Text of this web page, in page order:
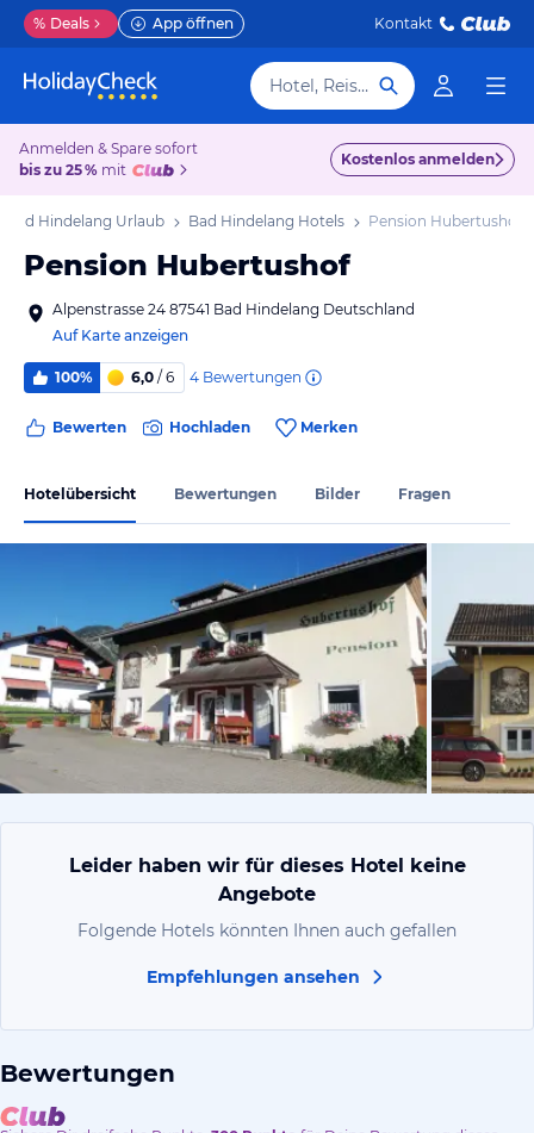
% Deals App öffnen Kontakt
Hotel, Reiseziel
Anmelden & Spare sofort
bis zu 25 % mit
Kostenlos anmelden
Bad Hindelang Urlaub Bad Hindelang Hotels Pension Hubertushof
Pension Hubertushof
Alpenstrasse 24 87541 Bad Hindelang Deutschland
Auf Karte anzeigen
100% 6,0 / 6 4 Bewertungen
Bewerten Hochladen Merken
Hotelübersicht Bewertungen Bilder Fragen
von
Leider haben wir für dieses Hotel keine
Angebote
Folgende Hotels könnten Ihnen auch gefallen
Empfehlungen ansehen
Bewertungen